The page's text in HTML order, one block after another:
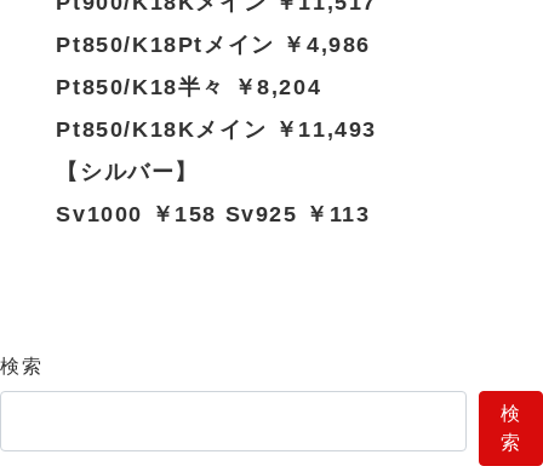
Pt850/K18Ptメイン ￥4,986
Pt850/K18半々 ￥8,204
Pt850/K18Kメイン ￥11,493
【シルバー】
Sv1000 ￥158 Sv925 ￥113
検索
検
索